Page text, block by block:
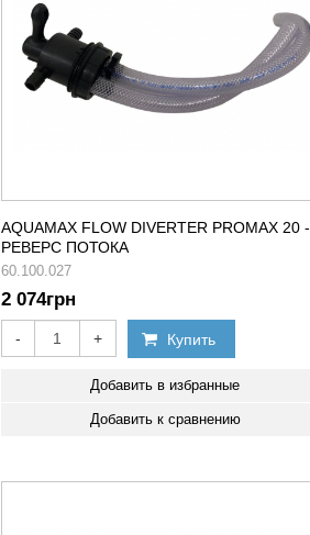
AQUAMAX FLOW DIVERTER PROMAX 20 -
РЕВЕРС ПОТОКА
60.100.027
2 074грн
- + Купить
Добавить в избранные
Добавить к сравнению